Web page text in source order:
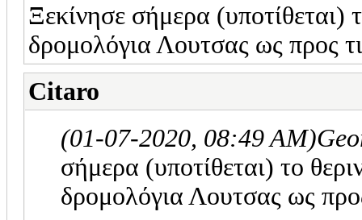
Ξεκίνησε σήμερα (υποτίθεται)
δρομολόγια Λουτσας ως προς
Citaro
(01-07-2020, 08:49 AM)
σήμερα (υποτίθεται) το
δρομολόγια Λουτσας ως